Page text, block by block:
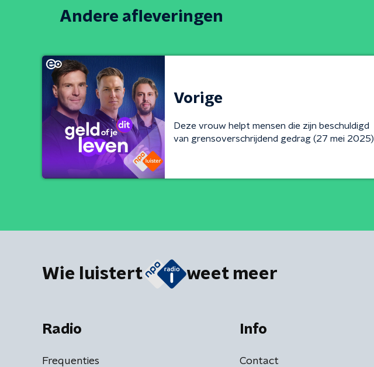
Andere afleveringen
Vorige
Deze vrouw helpt mensen die zijn beschuldigd
van grensoverschrijdend gedrag (27 mei 2025)
Wie luistert weet meer
Radio
Frequenties
Info
Contact